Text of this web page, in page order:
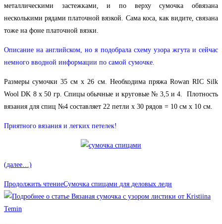
металлическими застежками, и по верху сумочка обвязана
несколькими рядами платочной вязкой. Сама коса, как видите, связана
тоже на фоне платочной вязки.
Описание на английском, но я подобрала схему узора жгута и сейчас
немного вводной информации по самой сумочке.
Размеры сумочки 35 см х 26 см. Необходима пряжа Rowan RIC Silk
Wool DK 8 x 50 гр. Спицы обычные и круговые № 3,5 и 4. Плотность
вязания для спиц №4 составляет 22 петли х 30 рядов = 10 см х 10 см.
Приятного вязания и легких петелек!
(далее…)
Продолжить чтениеСумочка спицами для деловых леди